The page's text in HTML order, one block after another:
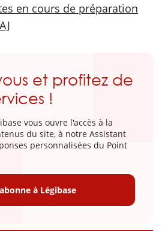
en cours de préparation
et profitez de
!
vous ouvre l'accès à la
du site, à notre Assistant
personnalisées du Point
à Légibase